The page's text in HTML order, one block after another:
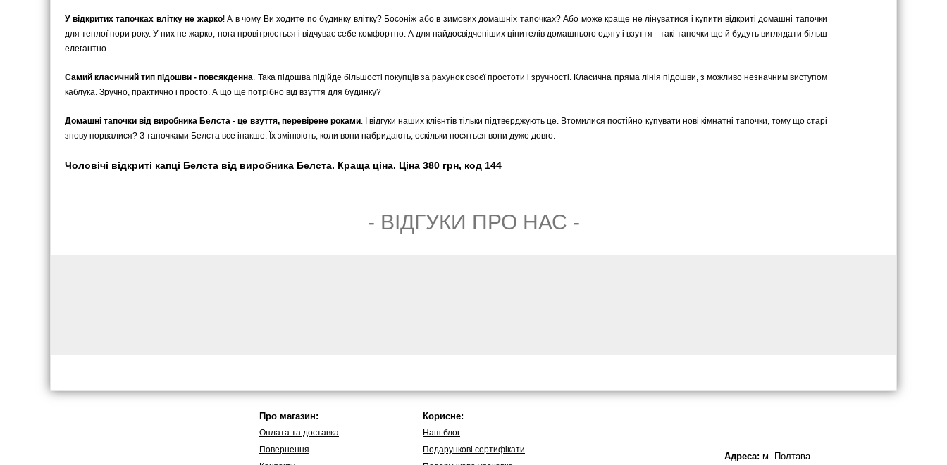
У відкритих тапочках влітку не жарко! А в чому Ви ходите по будинку влітку? Босоніж або в зимових домашніх тапочках? Або може краще не лінуватися і купити відкриті домашні тапочки
для теплої пори року. У них не жарко, нога провітрюється і відчуває себе комфортно. А для найдосвідченіших цінителів домашнього одягу і взуття - такі тапочки ще й будуть виглядати більш
елегантно.
Самий класичний тип підошви - повсякденна . Така підошва підійде більшості покупців за рахунок своєї простоти і зручності. Класична пряма лінія підошви, з можливо незначним виступом
каблука. Зручно, практично і просто. А що ще потрібно від взуття для будинку?
Домашні тапочки від виробника Белста - це взуття, перевірене роками. І відгуки наших клієнтів тільки підтверджують це. Втомилися постійно купувати нові кімнатні тапочки, тому що старі
знову порвалися? З тапочками Белста все інакше. Їх змінюють, коли вони набридають, оскільки носяться вони дуже довго.
Чоловічі відкриті капці Белста від виробника Белста. Краща ціна. Ціна 380 грн, код 144
- ВIДГУКИ ПРО НАС -
Про магазин:
Оплата та доставка
Повернення
Корисне:
Наш блог
Подарункові сертифікати
Адреса: м. Полтава